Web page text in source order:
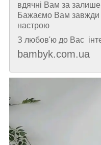
вдячні Вам за
Бажаємо Вам завжди
настрою
З любов'ю до Вас
bambyk.com.ua